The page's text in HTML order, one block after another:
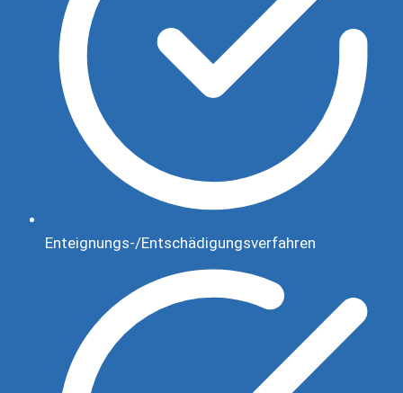
Enteignungs-/Entschädigungsverfahren